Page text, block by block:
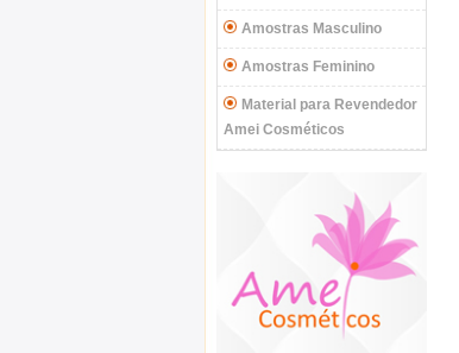
Amostras Masculino
Amostras Feminino
Material para Revendedor
Amei Cosméticos